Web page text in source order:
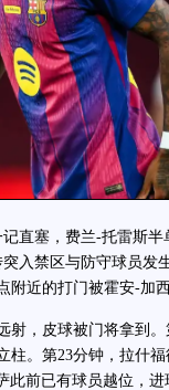
塞，费兰-托雷斯半
入禁区与防守球员发
附近的打门被霍安-加
，皮球被门将拿到。
柱。第23分钟，拉什
此前已有球员越位，进